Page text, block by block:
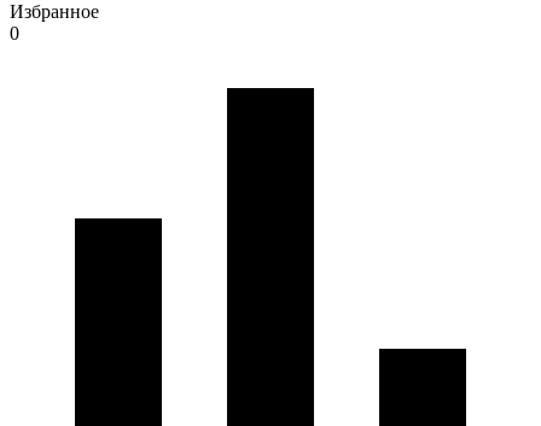
Избранное
0